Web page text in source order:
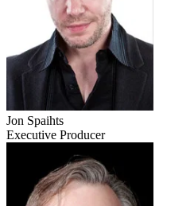
Jon Spaihts
Executive Producer